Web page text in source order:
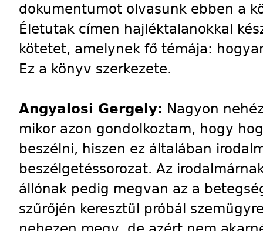
dokumentumot olvasunk ebben a
Életutak címen hajléktalanokkal
kötetet, amelynek fő témája:
Ez a könyv szerkezete.
Angyalosi Gergely: Nagyon
mikor azon gondolkoztam, hogy
beszélni, hiszen ez általában
beszélgetéssorozat. Az
állónak pedig megvan az a
szűrőjén keresztül próbál